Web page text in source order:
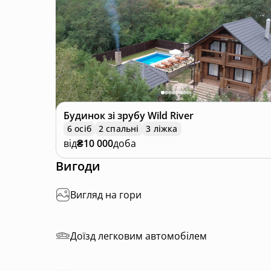
Це місце стане вашим улюбленим куточком
Будинок зі зрубуWild River
6 осіб 2 спальні 3 ліжка
від₴10 000доба
Вигоди
Вигляд на гори
Доїзд легковим автомобілем